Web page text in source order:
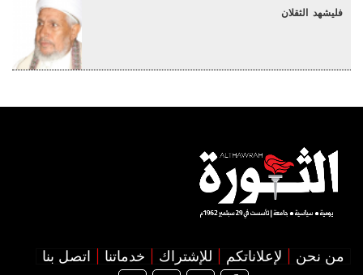
فليشهد الثقلان
من نحن لإعلاناتكم للإشتراك خدماتنا اتصل بنا